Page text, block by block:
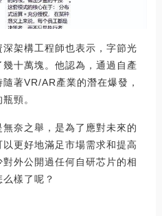
架構工程師也表示，字節光
十萬塊。他認為，通過自產
著VR/AR產業的潛在爆發，
頸。
奈之舉，是為了應對未來的
更好地滿足市場需求和提高
外公開過任何自研芯片的相
樣了呢？